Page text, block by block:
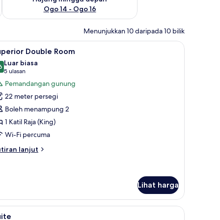
Ogo 14 - Ogo 16
Menunjukkan 10 daripada 10 bilik
premium, item bar mini percumaSuperior Double Room | Peralatan tempat
4 Double Room
daripada 10
Luar biasa
5 ulasan
(5
ulasan)
Pemandangan gunung
22 meter persegi
Boleh menampung 2
1 Katil Raja (King)
Wi-Fi percuma
lanjut
Lihat harga
tempat tidur premium, item bar mini percuma
6